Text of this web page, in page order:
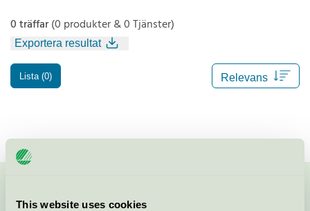
This website uses cookies
0 träffar(0 produkter & 0 Tjänster)
Exportera resultat
Lista (0)
Kontakta oss på08-55 55 24 00